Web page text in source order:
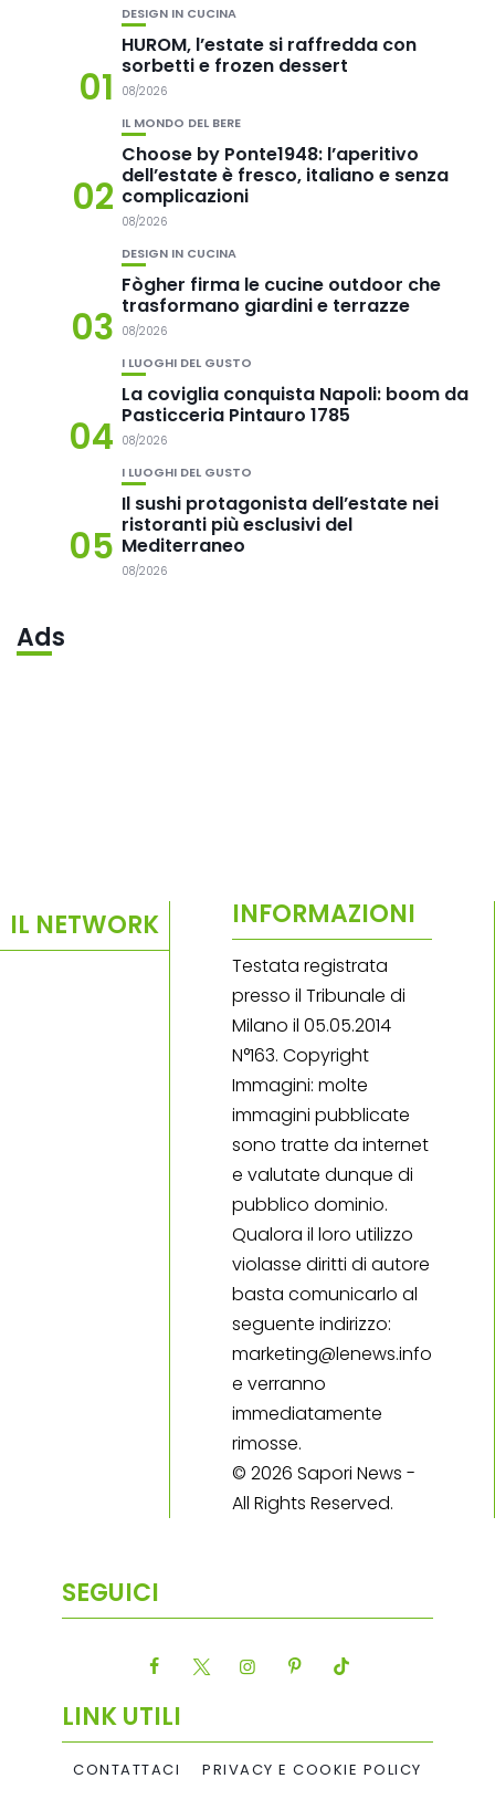
01
DESIGN IN CUCINA
HUROM, l’estate si raffredda con
sorbetti e frozen dessert
08/2026
02
IL MONDO DEL BERE
Choose by Ponte1948: l’aperitivo
dell’estate è fresco, italiano e senza
complicazioni
08/2026
03
DESIGN IN CUCINA
Fògher firma le cucine outdoor che
trasformano giardini e terrazze
08/2026
04
I LUOGHI DEL GUSTO
La coviglia conquista Napoli: boom da
Pasticceria Pintauro 1785
08/2026
05
I LUOGHI DEL GUSTO
Il sushi protagonista dell’estate nei
ristoranti più esclusivi del
Mediterraneo
08/2026
Ads
IL NETWORK INFORMAZIONI
Testata registrata
presso il Tribunale di
Milano il 05.05.2014
N°163. Copyright
Immagini: molte
immagini pubblicate
sono tratte da internet
e valutate dunque di
pubblico dominio.
Qualora il loro utilizzo
violasse diritti di autore
basta comunicarlo al
seguente indirizzo:
marketing@lenews.info
e verranno
immediatamente
rimosse.
© 2026 Sapori News -
All Rights Reserved.
SEGUICI
LINK UTILI
CONTATTACI PRIVACY E COOKIE POLICY